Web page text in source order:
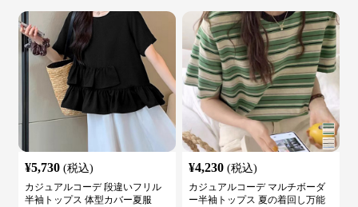
¥5,730 (税込)
カジュアルコーデ 段違いフリル
半袖トップス 体型カバー夏服
¥4,230 (税込)
カジュアルコーデ マルチボーダ
ー半袖トップス 夏の着回し万能